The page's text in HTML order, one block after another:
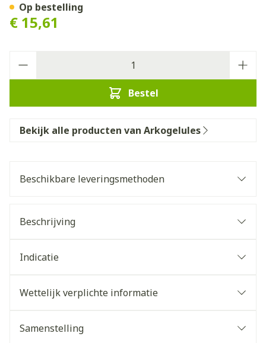
€ 15,61
Bestel
Op bestelling
Bekijk alle producten van Arkogelules
Beschikbare leveringsmethoden
Beschrijving
Indicatie
Wettelijk verplichte informatie
Samenstelling